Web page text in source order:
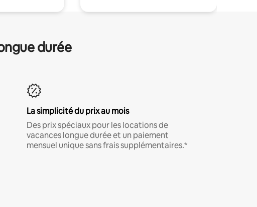
durée
La simplicité du prix au mois
Des prix spéciaux pour les locations de
vacances longue durée et un paiement
mensuel unique sans frais supplémentaires.*